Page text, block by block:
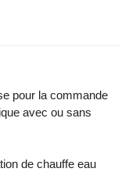
pour la commande
avec ou sans
de chauffe eau